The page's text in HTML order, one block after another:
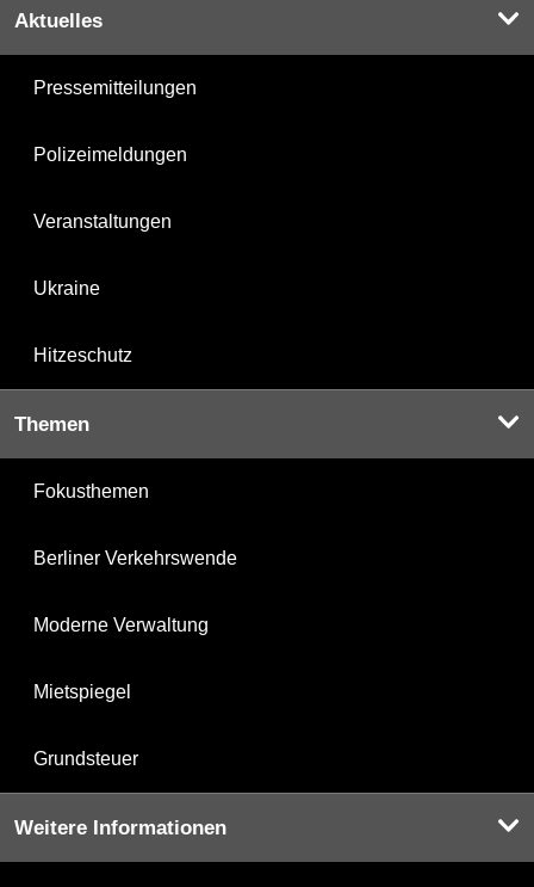
Aktuelles
Pressemitteilungen
Polizeimeldungen
Veranstaltungen
Ukraine
Hitzeschutz
Themen
Fokusthemen
Berliner Verkehrswende
Moderne Verwaltung
Mietspiegel
Grundsteuer
Weitere Informationen